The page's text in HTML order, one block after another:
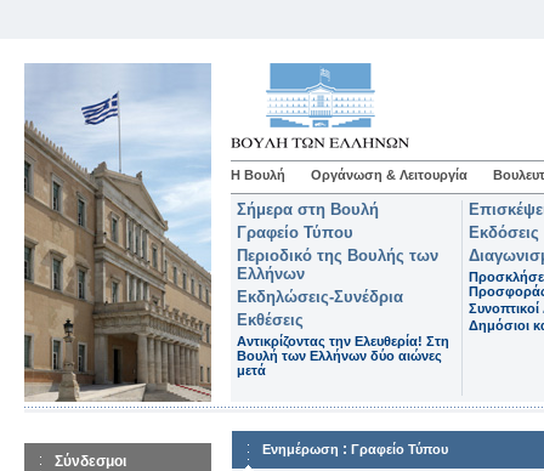
Η Βουλή Οργάνωση & Λειτουργία
Σήμερα στη Βουλή
Γραφείο Τύπου
Περιοδικό της Βουλής των
Ελλήνων
Εκδηλώσεις-Συνέδρια
Εκθέσεις
Αντικρίζοντας την Ελευθερία! Στη
Βουλή των Ελλήνων δύο αιώνες
μετά
Εκδόσεις
Δημόσιοι
Σύνδεσμοι
Ενημέρωση : Γραφείο Τύπου